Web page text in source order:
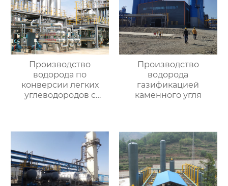
Производство
водорода по
конверсии легких
углеводородов с
Производство
водорода
газификацией
каменного угля